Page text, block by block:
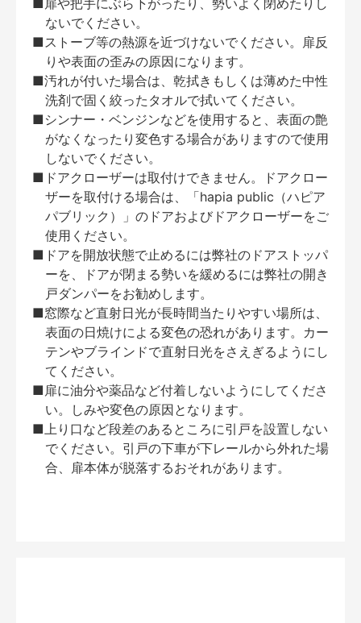
■扉や把手にぶら下がったり、勢いよく閉めたりし
ないでください。
■ストーブ等の熱源を近づけないでください。扉反
りや表面の歪みの原因になります。
■汚れが付いた場合は、乾拭きもしくは薄めた中性
洗剤で固く絞ったタオルで拭いてください。
■シンナー・ベンジンなどを使用すると、表面の艶
がなくなったり変色する場合がありますので使用
しないでください。
■ドアクローザーは取付けできません。ドアクロー
ザーを取付ける場合は、「hapia public（ハピア
パブリック）」のドアおよびドアクローザーをご
使用ください。
■ドアを開放状態で止めるには弊社のドアストッパ
ーを、ドアが閉まる勢いを緩めるには弊社の開き
戸ダンパーをお勧めします。
■窓際など直射日光が長時間当たりやすい場所は、
表面の日焼けによる変色の恐れがあります。カー
テンやブラインドで直射日光をさえぎるようにし
てください。
■扉に油分や薬品など付着しないようにしてくださ
い。しみや変色の原因となります。
■上り口など段差のあるところに引戸を設置しない
でください。引戸の下車が下レールから外れた場
合、扉本体が脱落するおそれがあります。